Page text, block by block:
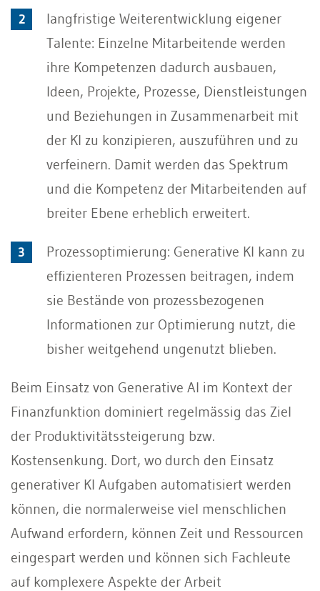
langfristige Weiterentwicklung eigener
Talente: Einzelne Mitarbeitende werden
ihre Kompetenzen dadurch ausbauen,
Ideen, Projekte, Prozesse, Dienstleistungen
und Beziehungen in Zusammenarbeit mit
der KI zu konzipieren, auszuführen und zu
verfeinern. Damit werden das Spektrum
und die Kompetenz der Mitarbeitenden auf
breiter Ebene erheblich erweitert.
Prozessoptimierung: Generative KI kann zu
effizienteren Prozessen beitragen, indem
sie Bestände von prozessbezogenen
Informationen zur Optimierung nutzt, die
bisher weitgehend ungenutzt blieben.
Beim Einsatz von Generative AI im Kontext der
Finanzfunktion dominiert regelmässig das Ziel
der Produktivitätssteigerung bzw.
Kostensenkung. Dort, wo durch den Einsatz
generativer KI Aufgaben automatisiert werden
können, die normalerweise viel menschlichen
Aufwand erfordern, können Zeit und Ressourcen
eingespart werden und können sich Fachleute
auf komplexere Aspekte der Arbeit